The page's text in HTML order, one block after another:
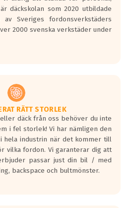
däckskolan som 2020 utbildade
av Sveriges fordonsverkstäders
2000 svenska verkstäder under
RÄTT STORLEK
däck från oss behöver du inte
i fel storlek! Vi har nämligen den
hela industrin när det kommer till
vilka fordon. Vi garanterar dig att
passar just din bil / med
backspace och bultmönster.